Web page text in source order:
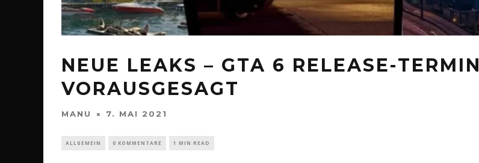
NEUE LEAKS – GTA 6 RELEASE-TERMIN
VORAUSGESAGT
MANU 7. MAI 2021
ALLGEMEIN 0 KOMMENTARE 1 MIN READ